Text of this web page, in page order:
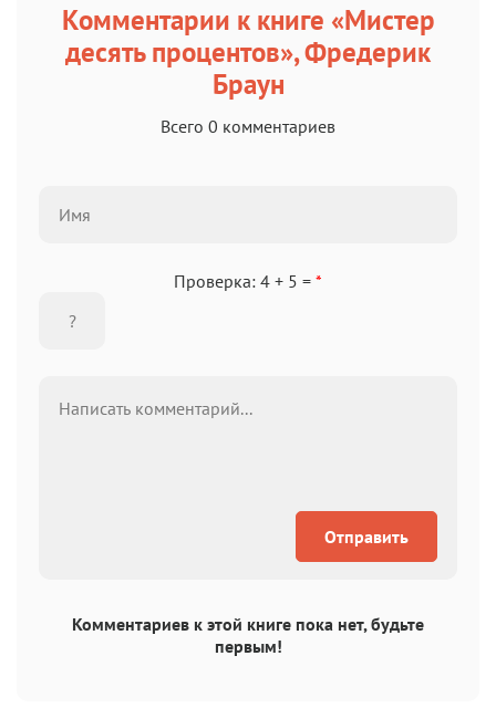
Комментарии к книге «Мистер
десять процентов», Фредерик
Браун
Всего 0 комментариев
Проверка: 4 + 5 = *
Отправить
Комментариев к этой книге пока нет, будьте
первым!